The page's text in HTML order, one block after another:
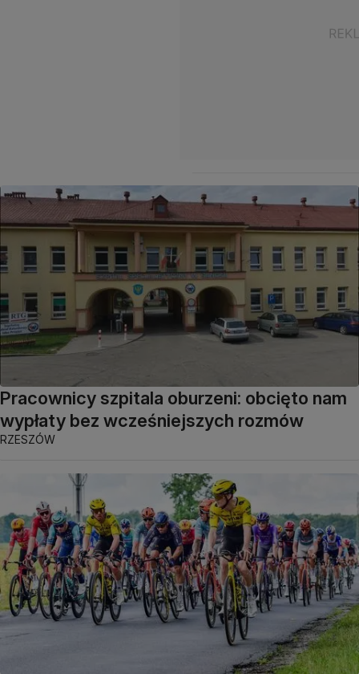
Pracownicy szpitala oburzeni: obcięto nam
wypłaty bez wcześniejszych rozmów
RZESZÓW